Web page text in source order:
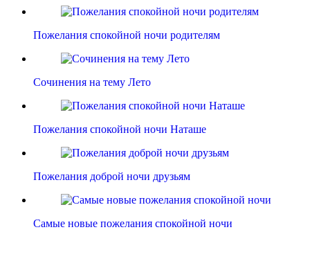
Пожелания спокойной ночи родителям
Сочинения на тему Лето
Пожелания спокойной ночи Наташе
Пожелания доброй ночи друзьям
Самые новые пожелания спокойной ночи